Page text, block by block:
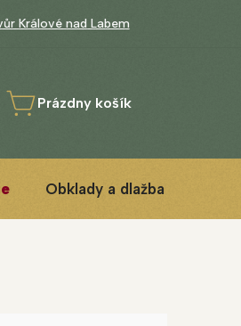
Králové nad Labem
NÁKUPNÝ
Prázdny košík
Obklady a dlažba